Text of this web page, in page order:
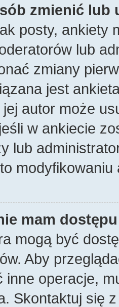
zmienić lub
posty, ankiety
lub
zmiany
jest
autor może
w ankiecie
lub
mam
mogą być
Aby
inne operacje,
Skontaktuj się